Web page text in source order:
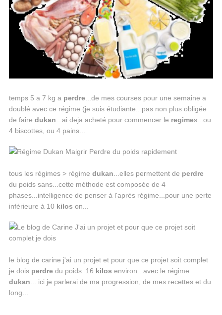
temps 5 a 7 kg a perdre...de mes courses pour une semaine a
doublé avec ce régime (je suis étudiante...pas non plus obligée
de faire dukan...ai deja acheté pour commencer le regimes...ou
4 biscottes, ou 4 pains...
tous les régimes > régime dukan...elles permettent de perdre
du poids sans...cette méthode est composée de 4
phases...intelligence de penser à l'après régime...pour une perte
inférieure à 10 kilos on...
le blog de carine j'ai un projet et pour que ce projet soit complet
je dois perdredu poids. 16 kilos environ...avec le régime
dukan... ici je parlerai de ma progression, de mes recettes et du
long...